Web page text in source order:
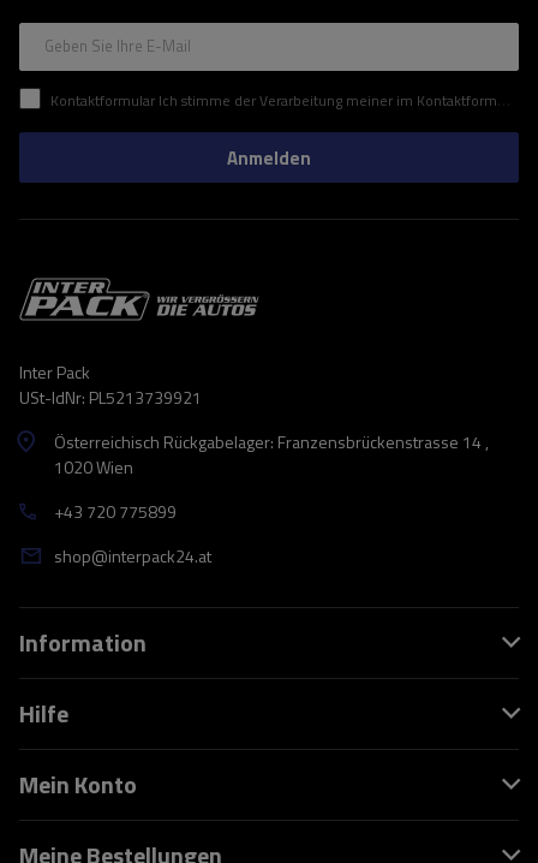
Geben Sie Ihre E-Mail
Kontaktformular Ich stimme der Verarbeitung meiner im Kontaktformular enthaltenen personenbezogenen Daten gemäß der Verordnung (EU) des Europäischen Parlaments und des Rates zu.
Anmelden
Inter Pack
USt-IdNr: PL5213739921
Österreichisch Rückgabelager: Franzensbrückenstrasse 14 ,
1020 Wien
+43 720 775899
shop@interpack24.at
Information
Hilfe
Mein Konto
Meine Bestellungen